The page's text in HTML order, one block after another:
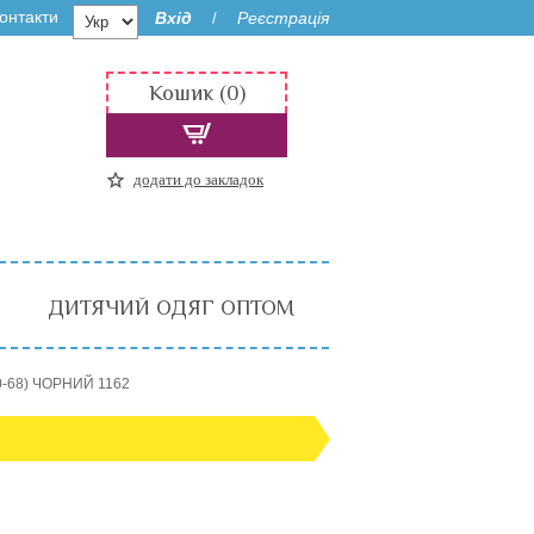
Вхід / Реєстрація
Кошик (0)
додати до закладок
ДИТЯЧИЙ ОДЯГ ОПТОМ
68) ЧОРНИЙ 1162